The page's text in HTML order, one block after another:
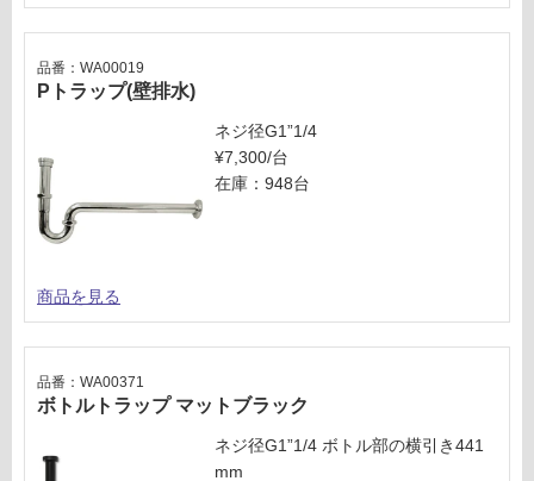
Pトラップ(壁排水)
品番：WA00019
ネジ径G1”1/4
¥7,300/台
在庫：948台
商品を見る
ボトルトラップ マットブラック
品番：WA00371
ネジ径G1”1/4 ボトル部の横引き441
mm